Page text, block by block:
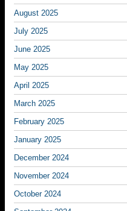
August 2025
July 2025
June 2025
May 2025
April 2025
March 2025
February 2025
January 2025
December 2024
November 2024
October 2024